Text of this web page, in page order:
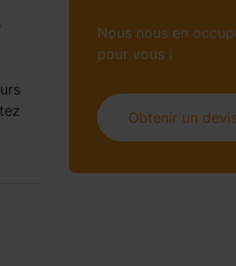
Nous nous en
pour vous !
Obtenir un